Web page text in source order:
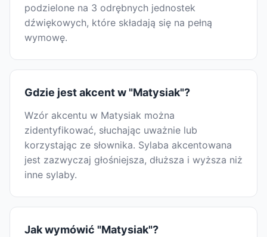
podzielone na 3 odrębnych jednostek
dźwiękowych, które składają się na pełną
wymowę.
Gdzie jest akcent w "Matysiak"?
Wzór akcentu w Matysiak można
zidentyfikować, słuchając uważnie lub
korzystając ze słownika. Sylaba akcentowana
jest zazwyczaj głośniejsza, dłuższa i wyższa niż
inne sylaby.
Jak wymówić "Matysiak"?